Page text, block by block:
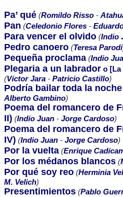
Pa’ qué (Romildo Risso -
Pan (Celedonio Flores -
Para vencer el olvido (Indio
Pedro canoero (Teresa Parodi
Pequeña proclama (Indio
Plegaria a un labrador o [La
(Víctor Jara - Patricio Castillo)
Podría bailar toda la
Alberto Gambino)
Poema del romancero de
II) (Indio Juan - Jorge Cardoso)
Poema del romancero de
IV) (Indio Juan - Jorge Cardoso)
Por la vuelta (Enrique
Por los médanos blancos (
Por qué soy reo (Herminia
M. Velich)
Presentimientos (Pablo